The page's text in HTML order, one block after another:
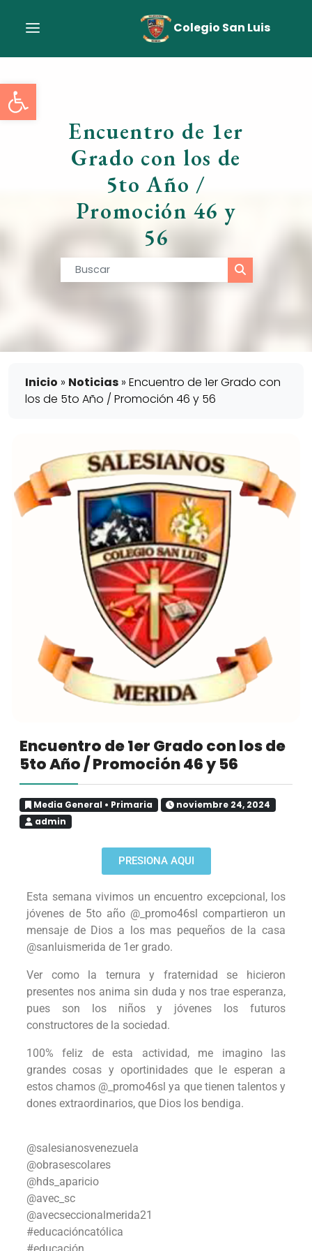
Abrir barra de
Colegio San Luis
Encuentro de 1er
Grado con los de
5to Año /
Promoción 46 y
56
Inicio » Noticias » Encuentro de 1er Grado con
los de 5to Año / Promoción 46 y 56
Encuentro de 1er Grado con los de
5to Año / Promoción 46 y 56
Media General • Primaria
noviembre 24, 2024
admin
PRESIONA AQUI
Esta semana vivimos un encuentro excepcional, los
jóvenes de 5to año @_promo46sl compartieron un
mensaje de Dios a los mas pequeños de la casa
@sanluismerida de 1er grado.
Ver como la ternura y fraternidad se hicieron
presentes nos anima sin duda y nos trae esperanza,
pues son los niños y jóvenes los futuros
constructores de la sociedad.
100% feliz de esta actividad, me imagino las
grandes cosas y oportinidades que le esperan a
estos chamos @_promo46sl ya que tienen talentos y
dones extraordinarios, que Dios los bendiga.
@salesianosvenezuela
@obrasescolares
@hds_aparicio
@avec_sc
@avecseccionalmerida21
#educacióncatólica